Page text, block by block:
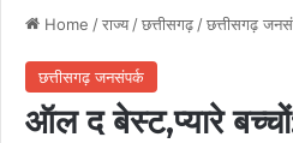
Home /राज्य /छत्तीसगढ़ /छत्तीसगढ़
छत्तीसगढ़ जनसंपर्क
ऑल द बेस्ट,प्यारे